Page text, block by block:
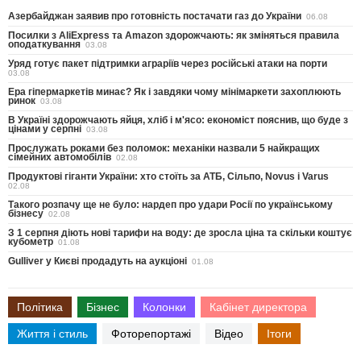
Азербайджан заявив про готовність постачати газ до України 06.08
Посилки з AliExpress та Amazon здорожчають: як зміняться правила
оподаткування 03.08
Уряд готує пакет підтримки аграріїв через російські атаки на порти
03.08
Ера гіпермаркетів минає? Як і завдяки чому мінімаркети захоплюють
ринок 03.08
В Україні здорожчають яйця, хліб і м'ясо: економіст пояснив, що буде з
цінами у серпні 03.08
Прослужать роками без поломок: механіки назвали 5 найкращих
сімейних автомобілів 02.08
Продуктові гіганти України: хто стоїть за АТБ, Сільпо, Novus і Varus
02.08
Такого розпачу ще не було: нардеп про удари Росії по українському
бізнесу 02.08
З 1 серпня діють нові тарифи на воду: де зросла ціна та скільки коштує
кубометр 01.08
Gulliver у Києві продадуть на аукціоні 01.08
Політика Бізнес Колонки Кабінет директора
Життя і стиль Фоторепортажі Відео Ітоги